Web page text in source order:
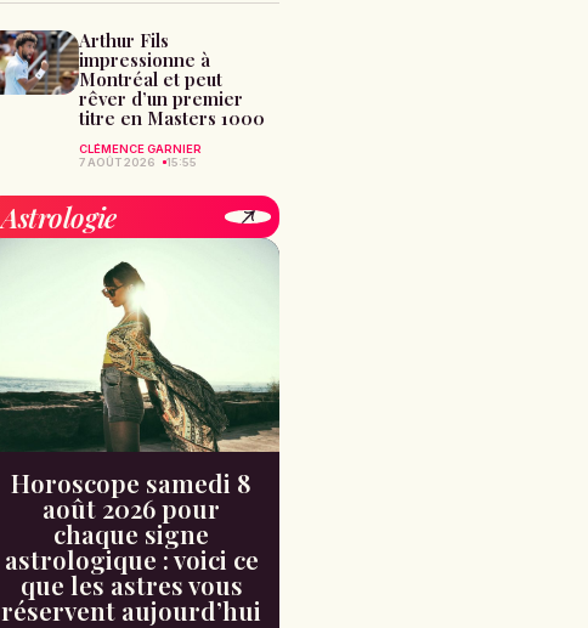
Arthur Fils
impressionne à
Montréal et peut
rêver d’un premier
titre en Masters 1000
CLÉMENCE GARNIER
7 AOÛT 2026
15:55
Astrologie
Horoscope samedi 8
août 2026 pour
chaque signe
astrologique : voici ce
que les astres vous
réservent aujourd’hui